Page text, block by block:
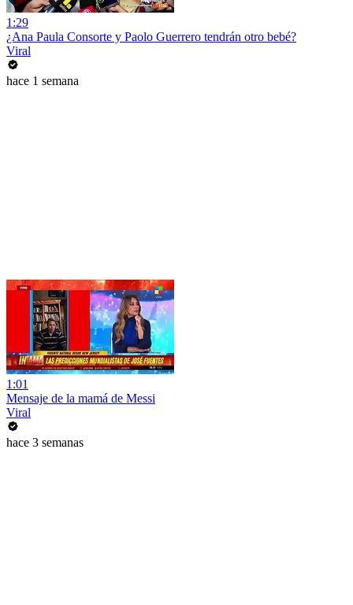
1:29
¿Ana Paula Consorte y Paolo Guerrero tendrán otro bebé?
Viral
hace 1 semana
1:01
Mensaje de la mamá de Messi
Viral
hace 3 semanas